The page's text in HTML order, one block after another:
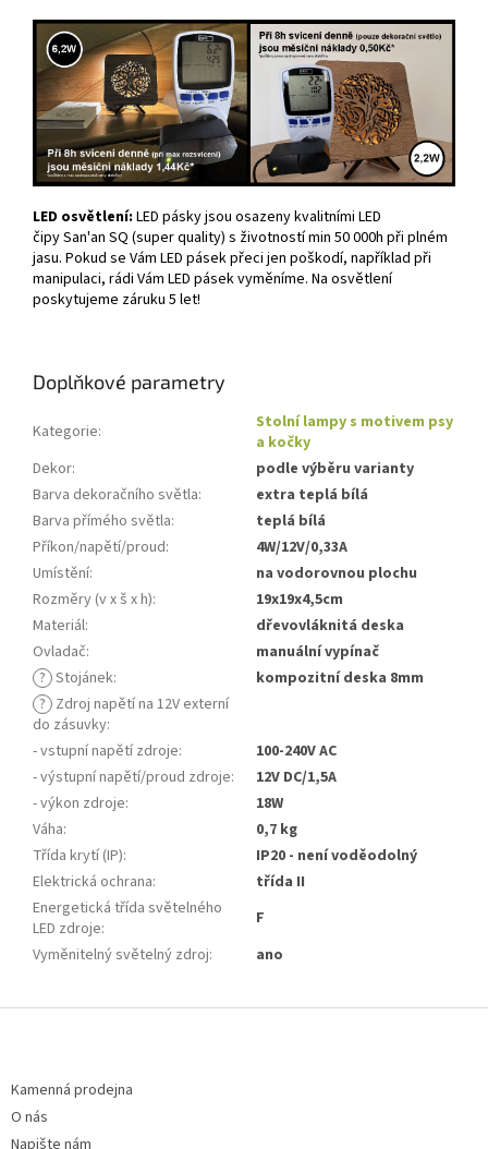
LED osvětlení: LED pásky jsou osazeny kvalitními LED
čipy San'an SQ (super quality) s životností min 50 000h při plném
jasu. Pokud se Vám LED pásek přeci jen poškodí, například při
manipulaci, rádi Vám LED pásek vyměníme. Na osvětlení
poskytujeme záruku 5 let!
Doplňkové parametry
Kategorie:
Stolní lampy s motivem psy
a kočky
Dekor:
podle výběru varianty
Barva dekoračního světla:
extra teplá bílá
Barva přímého světla:
teplá bílá
Příkon/napětí/proud:
4W/12V/0,33A
Umístění:
na vodorovnou plochu
Rozměry (v x š x h):
19x19x4,5cm
Materiál:
dřevovláknitá deska
Ovladač:
manuální vypínač
? Stojánek:
kompozitní deska 8mm
? Zdroj napětí na 12V externí
do zásuvky:
- vstupní napětí zdroje:
100-240V AC
- výstupní napětí/proud zdroje:
12V DC/1,5A
- výkon zdroje:
18W
Váha:
0,7 kg
Třída krytí (IP):
IP20 - není voděodolný
Elektrická ochrana:
třída II
Energetická třída světelného
LED zdroje:
F
Vyměnitelný světelný zdroj: ano
Kamenná prodejna
O nás